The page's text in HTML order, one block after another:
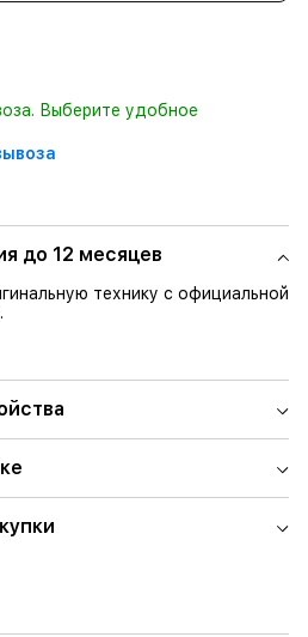
Выберите удобное
до 12 месяцев
технику с официальной